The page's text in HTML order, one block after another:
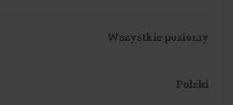
Wszystkie poziomy
Polski